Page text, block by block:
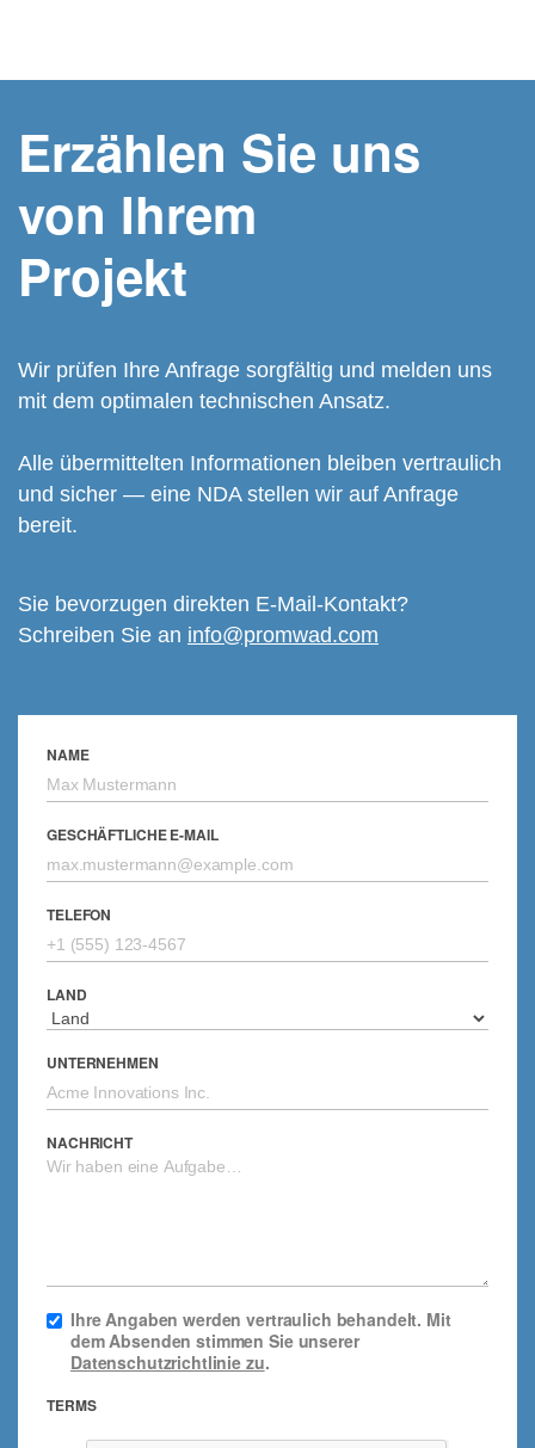
Erzählen Sie uns
von Ihrem
Projekt
Wir prüfen Ihre Anfrage sorgfältig und melden uns
mit dem optimalen technischen Ansatz.
Alle übermittelten Informationen bleiben vertraulich
und sicher — eine NDA stellen wir auf Anfrage
bereit.
Sie bevorzugen direkten E-Mail-Kontakt?
Schreiben Sie an info@promwad.com
NAME
GESCHÄFTLICHE E-MAIL
TELEFON
LAND
UNTERNEHMEN
NACHRICHT
Ihre Angaben werden vertraulich behandelt. Mit
dem Absenden stimmen Sie unserer
Datenschutzrichtlinie zu.
TERMS